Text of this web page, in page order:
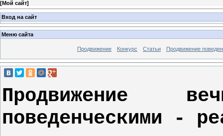
[Мой сайт]
Вход на сайт
Меню сайта
Продвижение Конкурс Статьи Продвижение
Продвижение
поведенческими -